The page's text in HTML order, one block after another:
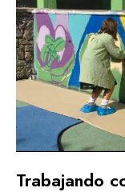
Trabajando